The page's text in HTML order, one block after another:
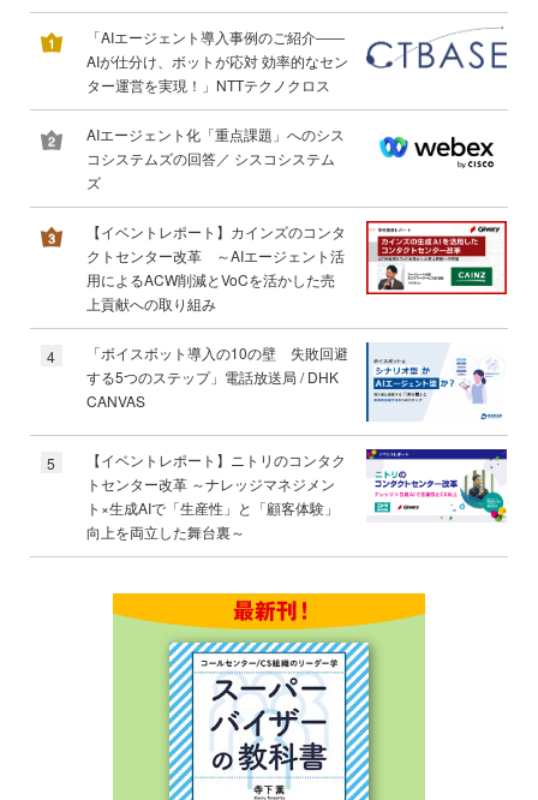
「AIエージェント導入事例のご紹介――
AIが仕分け、ボットが応対 効率的なセン
ター運営を実現！」NTTテクノクロス
AIエージェント化「重点課題」へのシス
コシステムズの回答／ シスコシステム
ズ
【イベントレポート】カインズのコンタ
クトセンター改革 ～AIエージェント活
用によるACW削減とVoCを活かした売
上貢献への取り組み
4
「ボイスボット導入の10の壁 失敗回避
する5つのステップ」電話放送局 / DHK
CANVAS
5
【イベントレポート】ニトリのコンタク
トセンター改革 ～ナレッジマネジメン
ト×生成AIで「生産性」と「顧客体験」
向上を両立した舞台裏～